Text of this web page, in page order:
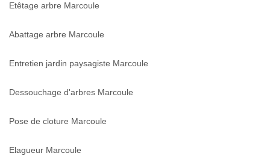
Etêtage arbre Marcoule
Abattage arbre Marcoule
Entretien jardin paysagiste Marcoule
Dessouchage d'arbres Marcoule
Pose de cloture Marcoule
Elagueur Marcoule